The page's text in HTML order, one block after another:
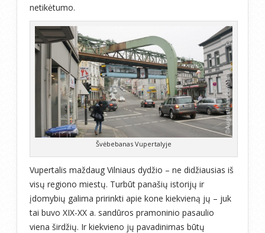
netikėtumo.
Švėbebanas Vupertalyje
Vupertalis maždaug Vilniaus dydžio – ne didžiausias iš
visų regiono miestų. Turbūt panašių istorijų ir
įdomybių galima pririnkti apie kone kiekvieną jų – juk
tai buvo XIX-XX a. sandūros pramoninio pasaulio
viena širdžių. Ir kiekvieno jų pavadinimas būtų